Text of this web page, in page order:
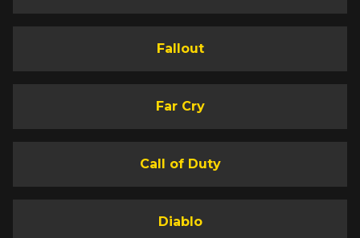
Fallout
Far Cry
Call of Duty
Diablo